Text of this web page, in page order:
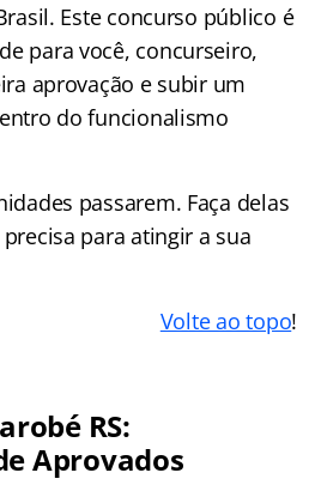
Este concurso público é
para você, concurseiro,
aprovação e subir um
do funcionalismo
passarem. Faça delas
para atingir a sua
Volte ao topo!
RS:
Aprovados